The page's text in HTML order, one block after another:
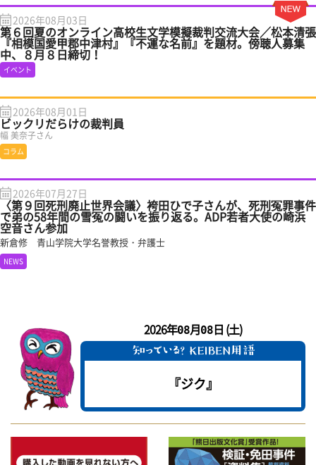
2026年08月03日
第６回夏のオンライン高校生文学模擬裁判交流大会／松本清張
『相模国愛甲郡中津村』『不運な名前』を題材。傍聴人募集
中、８月８日締切！
イベント
2026年08月01日
ビックリだらけの裁判員
幅 美奈子さん
コラム
2026年07月27日
〈第９回死刑廃止世界会議〉袴田ひで子さんが、死刑冤罪事件
で弟の58年間の雪冤の闘いを振り返る。ADP若者大使の崎浜
空音さん参加
新倉修 青山学院大学名誉教授・弁護士
NEWS
2026年08月08日 (土)
『ジク』